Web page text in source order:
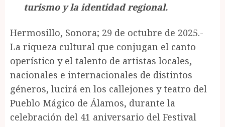
turismo y la identidad regional.
Hermosillo, Sonora; 29 de octubre de 2025.-
La riqueza cultural que conjugan el canto
operístico y el talento de artistas locales,
nacionales e internacionales de distintos
géneros, lucirá en los callejones y teatro del
Pueblo Mágico de Álamos, durante la
celebración del 41 aniversario del Festival